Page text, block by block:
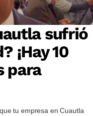
sufrió
¡Hay 10
para
tu empresa en Cuautla